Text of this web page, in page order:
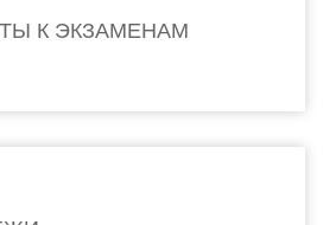
К ЭКЗАМЕНАМ